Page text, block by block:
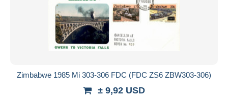
Zimbabwe 1985 Mi 303-306 FDC (FDC ZS6 ZBW303-306)
± 9,92 USD